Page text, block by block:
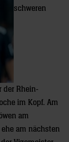
schweren
der Rhein-
im Kopf. Am
am
am nächsten